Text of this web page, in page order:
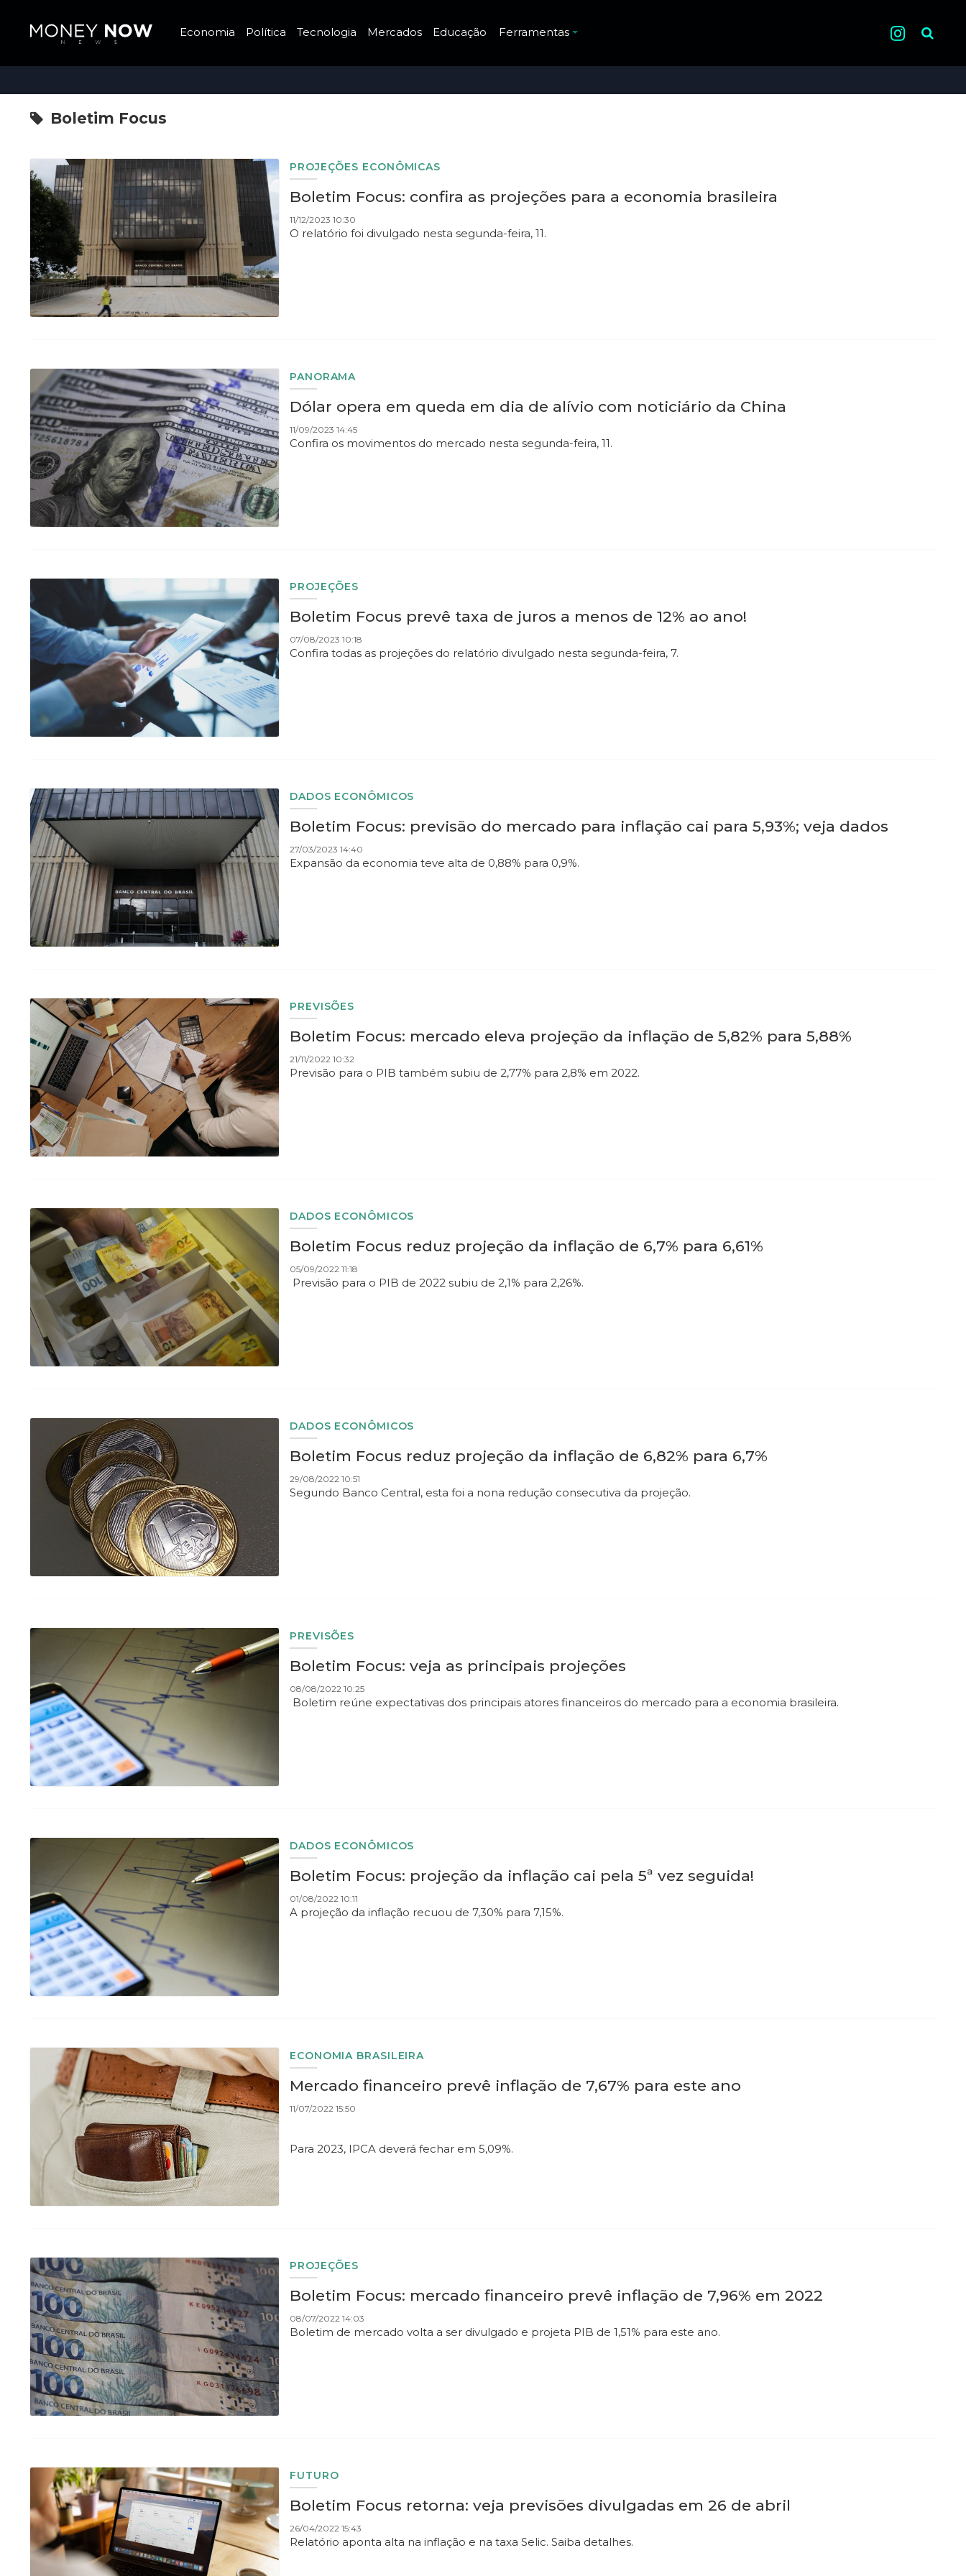
Economia Política Tecnologia Mercados Educação Ferramentas Pesquisa
Boletim Focus
PROJEÇÕES ECONÔMICAS
Boletim Focus: confira as projeções para a economia brasileira
11/12/2023 10:30
O relatório foi divulgado nesta segunda-feira, 11.
PANORAMA
Dólar opera em queda em dia de alívio com noticiário da China
11/09/2023 14:45
Confira os movimentos do mercado nesta segunda-feira, 11.
PROJEÇÕES
Boletim Focus prevê taxa de juros a menos de 12% ao ano!
07/08/2023 10:18
Confira todas as projeções do relatório divulgado nesta segunda-feira, 7.
DADOS ECONÔMICOS
Boletim Focus: previsão do mercado para inflação cai para 5,93%; veja dados
27/03/2023 14:40
Expansão da economia teve alta de 0,88% para 0,9%.
PREVISÕES
Boletim Focus: mercado eleva projeção da inflação de 5,82% para 5,88%
21/11/2022 10:32
Previsão para o PIB também subiu de 2,77% para 2,8% em 2022.
DADOS ECONÔMICOS
Boletim Focus reduz projeção da inflação de 6,7% para 6,61%
05/09/2022 11:18
Previsão para o PIB de 2022 subiu de 2,1% para 2,26%.
DADOS ECONÔMICOS
Boletim Focus reduz projeção da inflação de 6,82% para 6,7%
29/08/2022 10:51
Segundo Banco Central, esta foi a nona redução consecutiva da projeção.
PREVISÕES
Boletim Focus: veja as principais projeções
08/08/2022 10:25
Boletim reúne expectativas dos principais atores financeiros do mercado para a economia brasileira.
DADOS ECONÔMICOS
Boletim Focus: projeção da inflação cai pela 5ª vez seguida!
01/08/2022 10:11
A projeção da inflação recuou de 7,30% para 7,15%.
ECONOMIA BRASILEIRA
Mercado financeiro prevê inflação de 7,67% para este ano
11/07/2022 15:50
Para 2023, IPCA deverá fechar em 5,09%.
PROJEÇÕES
Boletim Focus: mercado financeiro prevê inflação de 7,96% em 2022
08/07/2022 14:03
Boletim de mercado volta a ser divulgado e projeta PIB de 1,51% para este ano.
FUTURO
Boletim Focus retorna: veja previsões divulgadas em 26 de abril
26/04/2022 15:43
Relatório aponta alta na inflação e na taxa Selic. Saiba detalhes.